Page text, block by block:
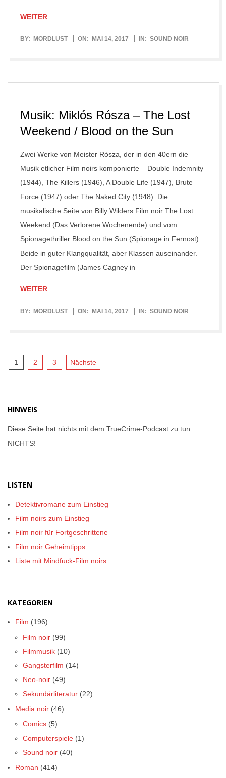
WEITER
2017-
BY: MORDLUST ON: MAI 14, 2017 IN: SOUND NOIR
Musik: Miklós Rósza – The Lost
Weekend / Blood on the Sun
Zwei Werke von Meister Rósza, der in den 40ern die
Musik etlicher Film noirs komponierte – Double Indemnity
(1944), The Killers (1946), A Double Life (1947), Brute
Force (1947) oder The Naked City (1948). Die
musikalische Seite von Billy Wilders Film noir The Lost
Weekend (Das Verlorene Wochenende) und vom
Spionagethriller Blood on the Sun (Spionage in Fernost).
Beide in guter Klangqualität, aber Klassen auseinander.
Der Spionagefilm (James Cagney in
WEITER
2017-
BY: MORDLUST ON: MAI 14, 2017 IN: SOUND NOIR
Seitennummerierung
1 2 3 Nächste
HINWEIS
Diese Seite hat nichts mit dem TrueCrime-Podcast zu tun.
NICHTS!
LISTEN
Detektivromane zum Einstieg
Film noirs zum Einstieg
Film noir für Fortgeschrittene
Film noir Geheimtipps
Liste mit Mindfuck-Film noirs
KATEGORIEN
Film (196)
Film noir (99)
Filmmusik (10)
Gangsterfilm (14)
Neo-noir (49)
Sekundärliteratur (22)
Media noir (46)
Comics (5)
Computerspiele (1)
Sound noir (40)
Roman (414)